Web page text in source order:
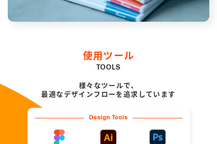
使用ツール
TOOLS
様々なツールで、
最適なデザインフローを追求しています
Design Tools